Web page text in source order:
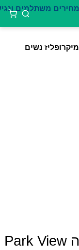
מיקרופליז נשים
מיקרופליז נשים קולומביה Park View